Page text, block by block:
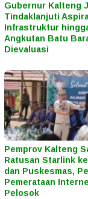
Gubernur Kalteng
Tindaklanjuti
Infrastruktur
Angkutan Batu
Dievaluasi
Pemprov Kalteng
Ratusan Starlink
dan Puskesmas,
Pemerataan
Pelosok